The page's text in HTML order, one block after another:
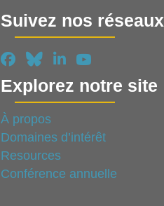
Suivez nos réseaux
Explorez notre site
À propos
Domaines d’intérêt
Resources
Conférence annuelle